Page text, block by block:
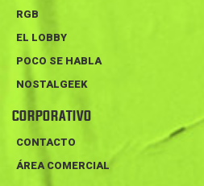
RGB
EL LOBBY
POCO SE HABLA
NOSTALGEEK
CORPORATIVO
CONTACTO
ÁREA COMERCIAL